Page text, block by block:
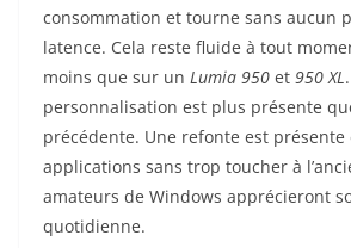
consommation et tourne sans aucun
latence. Cela reste fluide à tout
moins que sur un Lumia 950 et 950 XL
personnalisation est plus présente
précédente. Une refonte est
applications sans trop toucher à
amateurs de Windows apprécieront
quotidienne.